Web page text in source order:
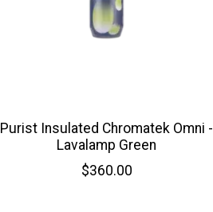
Purist Insulated Chromatek Omni -
Lavalamp Green
$360.00